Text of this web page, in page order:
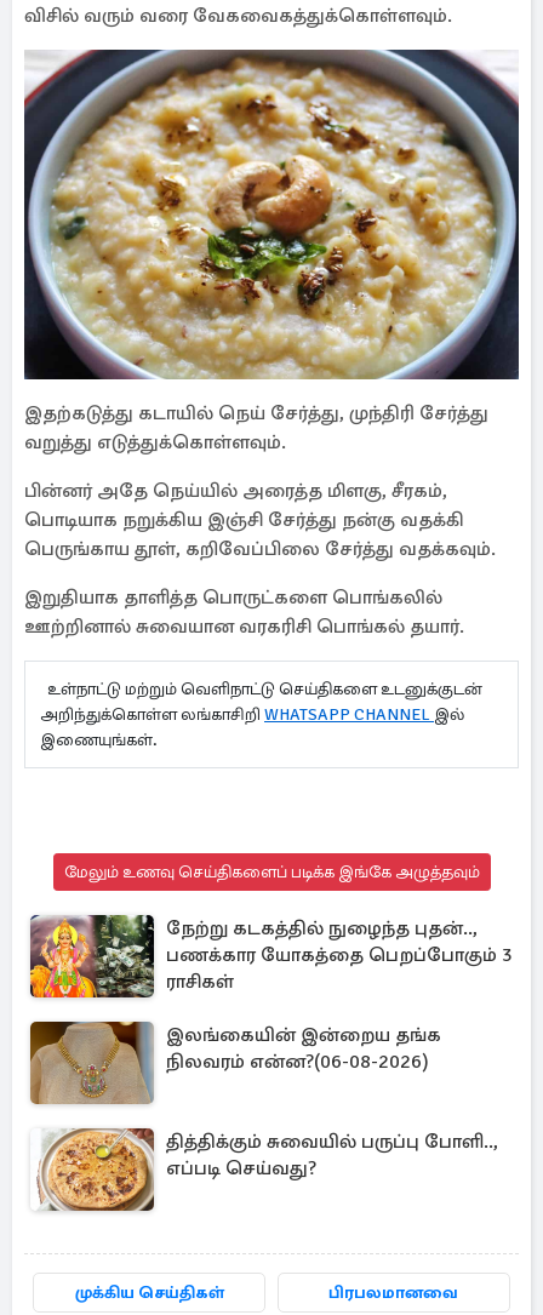
விசில் வரும் வரை வேகவைகத்துக்கொள்ளவும்.
இதற்கடுத்து கடாயில் நெய் சேர்த்து, முந்திரி சேர்த்து
வறுத்து எடுத்துக்கொள்ளவும்.
பின்னர் அதே நெய்யில் அரைத்த மிளகு, சீரகம்,
பொடியாக நறுக்கிய இஞ்சி சேர்த்து நன்கு வதக்கி
பெருங்காய தூள், கறிவேப்பிலை சேர்த்து வதக்கவும்.
இறுதியாக தாளித்த பொருட்களை பொங்கலில்
ஊற்றினால் சுவையான வரகரிசி பொங்கல் தயார்.
உள்நாட்டு மற்றும் வெளிநாட்டு செய்திகளை உடனுக்குடன்
அறிந்துக்கொள்ள லங்காசிறி WHATSAPP CHANNEL இல்
இணையுங்கள்.
மேலும் உணவு செய்திகளைப் படிக்க இங்கே அழுத்தவும்
நேற்று கடகத்தில் நுழைந்த புதன்..,
பணக்கார யோகத்தை பெறப்போகும் 3
ராசிகள்
இலங்கையின் இன்றைய தங்க
நிலவரம் என்ன?(06-08-2026)
தித்திக்கும் சுவையில் பருப்பு போளி..,
எப்படி செய்வது?
முக்கிய செய்திகள் பிரபலமானவை